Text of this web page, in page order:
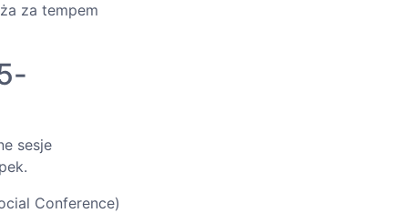
za tempem
sesje
Conference)